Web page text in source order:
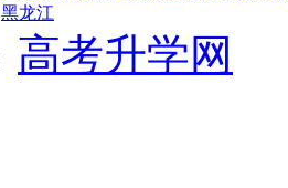
黑龙江
高考升学网